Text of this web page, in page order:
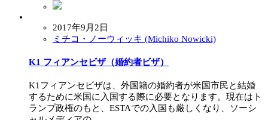
2017年9月2日
ミチコ・ノーウィッキ (Michiko Nowicki)
K1 フィアンセビザ（婚約者ビザ）
K1フィアンセビザは、外国籍の婚約者が米国市民と結婚
するために米国に入国する際に必要となります。現在はト
ランプ政権のもと、ESTAでの入国も厳しくなり、ソーシ